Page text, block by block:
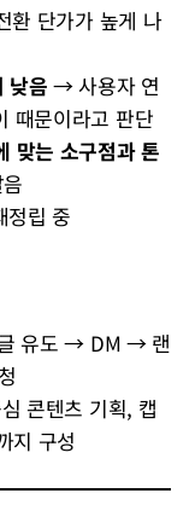
환 단가가 높게 나
낮음→ 사용자 연
때문이라고 판단
맞는 소구점과 톤
립 중
유도 → DM → 랜
콘텐츠 기획, 캡
지 구성